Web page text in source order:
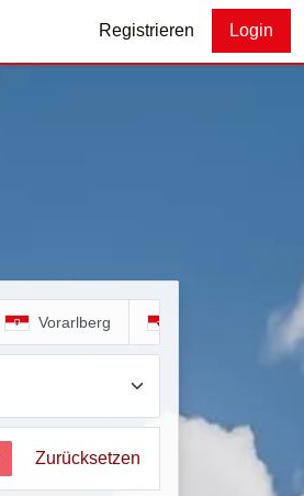
Registrieren Login
Vorarlberg
Zurücksetzen